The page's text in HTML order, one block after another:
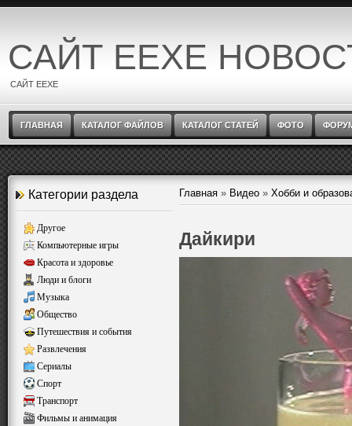
САЙТ EEXE
САЙТ EEXE
ГЛАВНАЯ КАТАЛОГ ФАЙЛОВ КАТАЛОГ СТАТЕЙ ФОТО
Категории раздела
Другое
Компьютерные игры
Красота и здоровье
Люди и блоги
Музыка
Общество
Путешествия и события
Развлечения
Сериалы
Спорт
Транспорт
Фильмы и анимация
Главная » Видео » Хобби и
Дайкири